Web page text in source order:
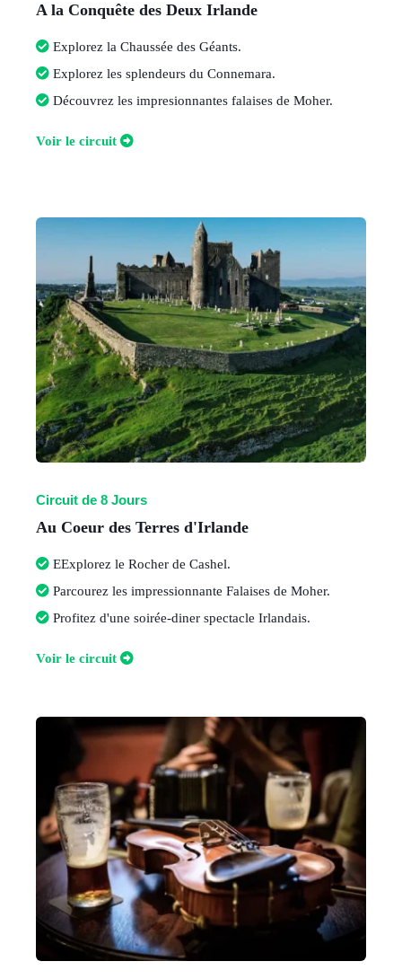
A la Conquête des Deux Irlande
Explorez la Chaussée des Géants.
Explorez les splendeurs du Connemara.
Découvrez les impresionnantes falaises de Moher.
Voir le circuit
Circuit de 8 Jours
Au Coeur des Terres d'Irlande
EExplorez le Rocher de Cashel.
Parcourez les impressionnante Falaises de Moher.
Profitez d'une soirée-diner spectacle Irlandais.
Voir le circuit